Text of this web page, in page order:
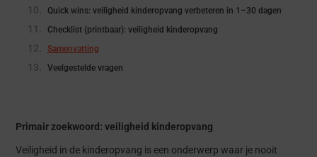
Quick wins: veiligheid kinderopvang verbeteren in 1–30 dagen
Checklist (printbaar): veiligheid kinderopvang
Samenvatting
Veelgestelde vragen
Primair zoekwoord: veiligheid kinderopvang
Veiligheid in de kinderopvang is een onderwerp waar je nooit